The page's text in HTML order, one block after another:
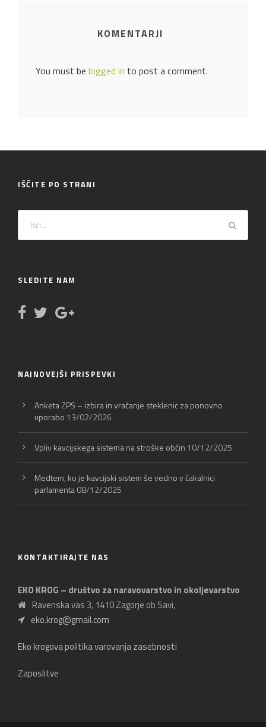
KOMENTARJI
You must be logged in to post a comment.
IŠČITE PO STRANI
SLEDITE NAM
NAJNOVEJŠI PRISPEVKI
Anketa ZPS – izbira in vračanje steklenic za ponovno
uporabo 13/02/2026
Vpliv kavcijskega sistema na stroške občin 10/12/2025
Medtem, ko je kavcijski sistem še vedno v čakalnici
parlamenta08/12/2025
KONTAKTIRAJTE NAS
EKO KROG – društvo za naravovarstvo in okoljevarstvo
Ravenska vas 3, 1410 Zagorje ob Savi,
eko.krog@gmail.com
Eko krogova politika varovanja zasebnosti
Zaposlitve